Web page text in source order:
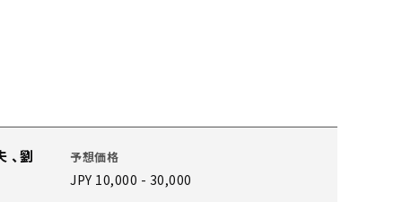
、劉 予想価格
JPY 10,000 - 30,000